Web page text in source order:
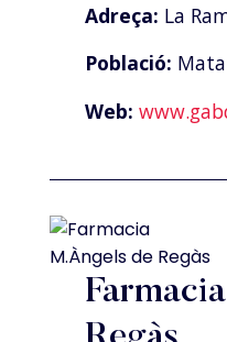
Adreça: La
Població:
Web: